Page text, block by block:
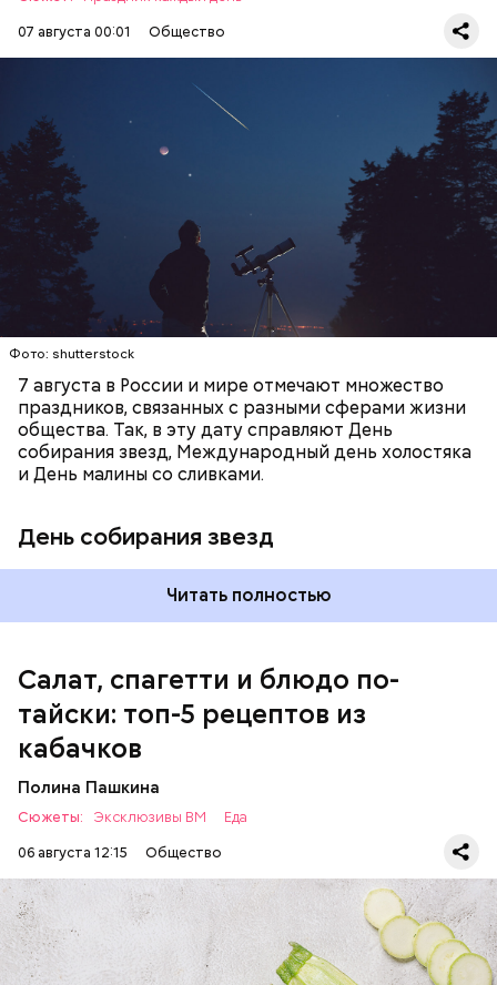
07 августа 00:01
Общество
Фото: shutterstock
7 августа в России и мире отмечают множество
праздников, связанных с разными сферами жизни
общества. Так, в эту дату справляют День
собирания звезд, Международный день холостяка
и День малины со сливками.
День собирания звезд
День собирания звезд учрежден в честь
метеорного потока Персеиды, который ежегодно
можно наблюдать в августе. Все любители
смотреть на звездопад 7 августа выезжают за
город — в местность, где нет светового
загрязнения и где можно невооруженным глазом
наблюдать за падающими звездами.
Читать полностью
ЕДА ПРАЗДНИКИ
СЛАДОСТИ
Салат, спагетти и блюдо по-
тайски: топ-5 рецептов из
кабачков
Полина Пашкина
Сюжеты: Эксклюзивы ВМ
Еда
06 августа 12:15
Общество
Ингредиенты:
кабачок;
петрушка;
оливковое масло;
— Кабачки, порезанные кубиками, нужно легко
обжарить на сковороде. К ним добавляются зелень
петрушки, чеснок, соль и оливковое масло.
Получается очень вкусно, — поделился рецептом
Копылов.